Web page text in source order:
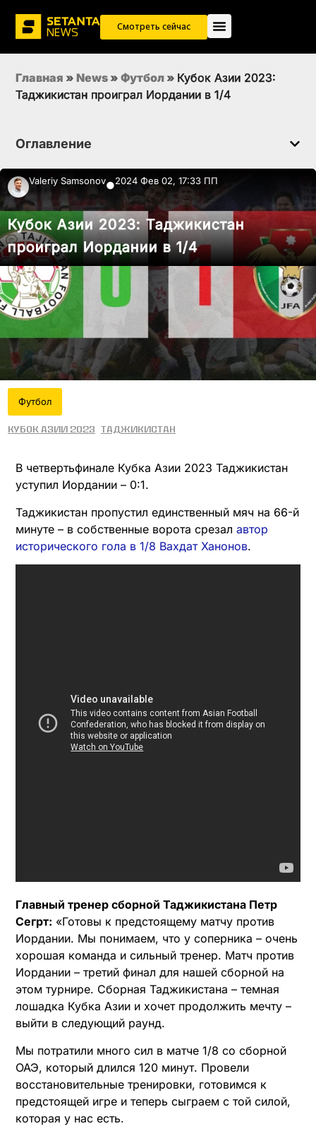
Смотреть сейчас
Главная » News » Футбол » Кубок Азии 2023:
Таджикистан проиграл Иордании в 1/4
Оглавление
Valeriy Samsonov●2024 Фев 02, 17:33 ПП
Кубок Азии 2023: Таджикистан
проиграл Иордании в 1/4
Футбол
Кубок Азии 2023 Таджикистан
В четвертьфинале Кубка Азии 2023 Таджикистан
уступил Иордании – 0:1.
Таджикистан пропустил единственный мяч на 66-й
минуте – в собственные ворота срезал автор
исторического гола в 1/8 Вахдат Ханонов.
Главный тренер сборной Таджикистана Петр
Сегрт: «Готовы к предстоящему матчу против
Иордании. Мы понимаем, что у соперника – очень
хорошая команда и сильный тренер. Матч против
Иордании – третий финал для нашей сборной на
этом турнире. Сборная Таджикистана – темная
лошадка Кубка Азии и хочет продолжить мечту –
выйти в следующий раунд.
Мы потратили много сил в матче 1/8 со сборной
ОАЭ, который длился 120 минут. Провели
восстановительные тренировки, готовимся к
предстоящей игре и теперь сыграем с той силой,
которая у нас есть.